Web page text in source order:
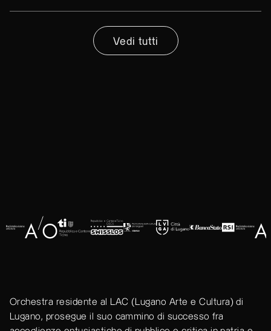
Vedi tutti
Orchestra residente al LAC (Lugano Arte e Cultura) di
Lugano, prosegue il suo cammino di successo fra